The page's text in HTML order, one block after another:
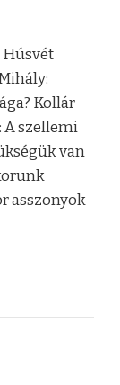
Húsvét
Kollár
A szellemi
van
asszonyok